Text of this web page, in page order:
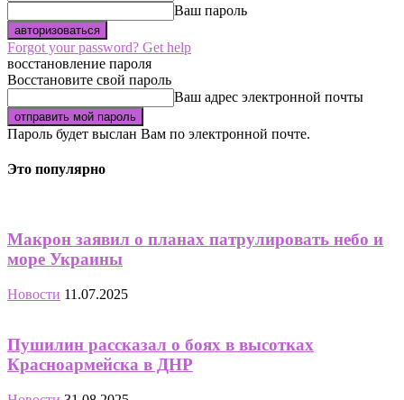
Ваш пароль
Forgot your password? Get help
восстановление пароля
Восстановите свой пароль
Ваш адрес электронной почты
Пароль будет выслан Вам по электронной почте.
Это популярно
Макрон заявил о планах патрулировать небо и
море Украины
Новости 11.07.2025
Пушилин рассказал о боях в высотках
Красноармейска в ДНР